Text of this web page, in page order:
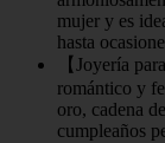
mujer y es
hasta
【Joyería
romántico y
oro, cadena
cumpleaños